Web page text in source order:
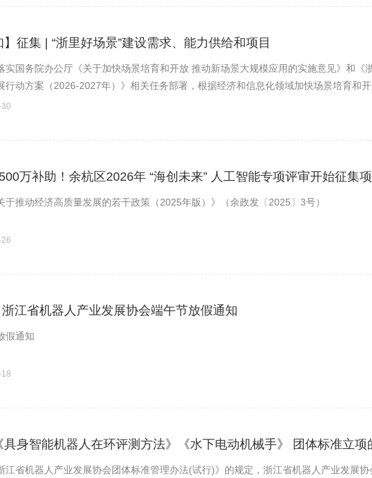
】征集 | “浙里好场景”建设需求、能力供给和项目
实国务院办公厅《关于加快场景培育和开放 推动新场景大规模应用的实施意见》和《
行动方案（2026-2027年）》相关任务部署，根据经济和信息化领域加快场景培育和
排，现就开展“浙里好场景”建设需求、能力供给和项目征集工作通知如下：一、场景
业化应用以及配套基础设施、商业模式、制度政策的具体情境，是连接技术和产业、
万补助！余杭区2026年 “海创未来” 人工智能专项评审开始征集项
于推动经济高质量发展的若干政策（2025年版）》（余政发〔2025〕3号）
江省机器人产业发展协会端午节放假通知
假通知
具身智能机器人在环评测方法》《水下电动机械手》 团体标准立项
江省机器人产业发展协会团体标准管理办法(试行)》的规定，浙江省机器人产业发展协